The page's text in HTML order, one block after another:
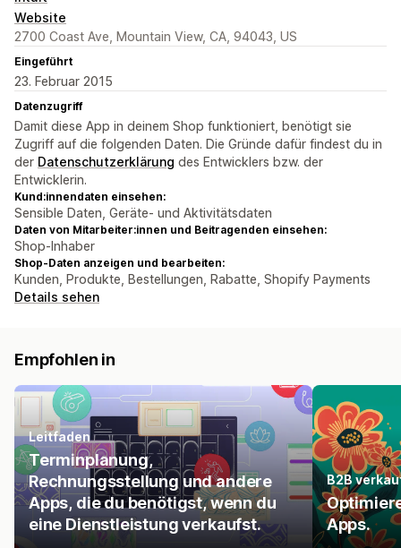
Website
2700 Coast Ave, Mountain View, CA, 94043, US
Eingeführt
23. Februar 2015
Datenzugriff
Damit diese App in deinem Shop funktioniert, benötigt sie
Zugriff auf die folgenden Daten. Die Gründe dafür findest du in
der Datenschutzerklärung des Entwicklers bzw. der
Entwicklerin.
Kund:innendaten einsehen:
Sensible Daten, Geräte- und Aktivitätsdaten
Daten von Mitarbeiter:innen und Beitragenden einsehen:
Shop-Inhaber
Shop-Daten anzeigen und bearbeiten:
Kunden, Produkte, Bestellungen, Rabatte, Shopify Payments
Details sehen
Empfohlen in
Leitfaden
Terminplanung,
Rechnungsstellung und andere
Apps, die du benötigst, wenn du
eine Dienstleistung verkaufst.
B2B
Apps.